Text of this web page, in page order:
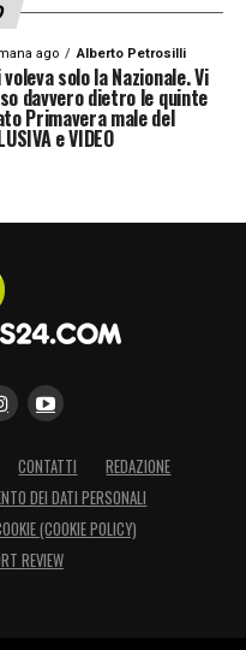
ago Alberto Petrosilli
solo la Nazionale. Vi
davvero dietro le quinte
Primavera male del
e VIDEO
CONTATTI
REDAZIONE
DEI DATI PERSONALI
(COOKIE POLICY)
REVIEW